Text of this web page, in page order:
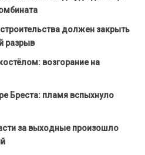
должен закрыть
разрыв
возгорание на
Бреста: пламя вспыхнуло
за выходные произошло